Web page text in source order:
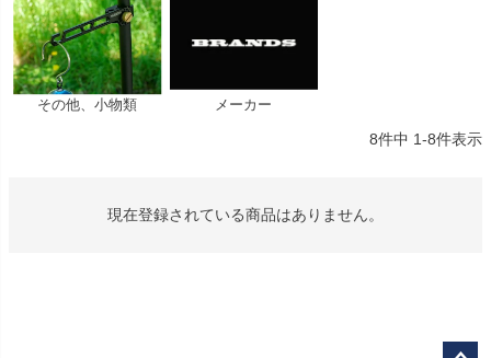
その他、小物類 メーカー
8件中 1-8件表示
現在登録されている商品はありません。